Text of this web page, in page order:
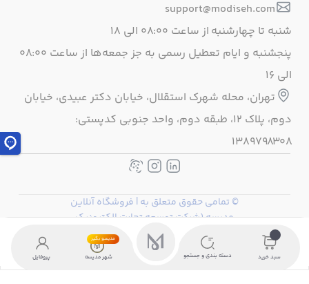
support@modiseh.com
شنبه تا چهارشنبه از ساعت ۰۸:۰۰ الی ۱۸
پنجشنبه و ایام تعطیل رسمی به جز جمعه‌ها از ساعت ۰۸:۰۰
الی ۱۶
تهران، محله شهرک استقلال، خيابان دكتر عبيدی، خيابان
دوم، پلاک 12، طبقه دوم، واحد جنوبی كدپستی:
1389798308
© تمامی حقوق متعلق به | فروشگاه آنلاین
مدیسه (شرکت توسعه تجارت الکترونیک
گلستان) میباشد.
سبد خرید دسته بندی و جستجو
مدیسو بگیر
شهر مدیسه پروفایل